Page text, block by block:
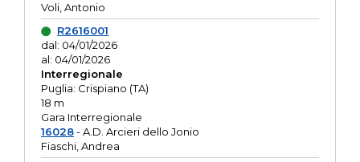
Voli, Antonio
R2616001
dal: 04/01/2026
al: 04/01/2026
Interregionale
Puglia: Crispiano (TA)
18 m
Gara Interregionale
16028- A.D. Arcieri dello Jonio
Fiaschi, Andrea